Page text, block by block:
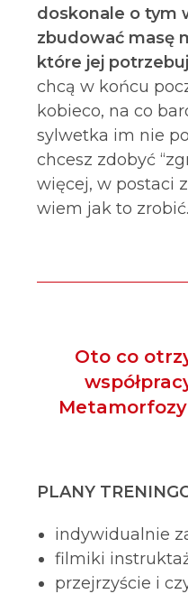
doskonale o tym
zbudować masę
które jej
chcą w końcu
kobieco, na co
sylwetka im nie
chcesz zdobyć
więcej, w postaci
wiem jak to zrobić.
Oto co
PLANY
indywidualnie
filmiki
przejrzyście i